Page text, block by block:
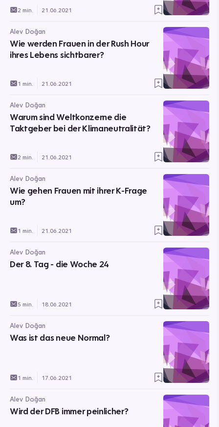
2 min. 21.06.2021
Alev Doğan
Wie werden Frauen in der Rush Hour
ihres Lebens sichtbarer?
1 min. 21.06.2021
Alev Doğan
Warum sind Weltkonzerne die
Taktgeber bei der Klimaneutralität?
2 min. 21.06.2021
Alev Doğan
Wie gehen Frauen mit ihrer K-Frage
um?
1 min. 21.06.2021
Alev Doğan
Der 8. Tag - die Woche 24
5 min. 18.06.2021
Alev Doğan
Was ist das neue Normal?
1 min. 17.06.2021
Alev Doğan
Wird der DFB immer peinlicher?